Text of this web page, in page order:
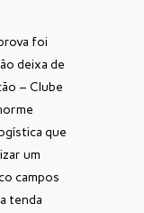
foi
deixa de
– Clube
que
um
campos
tenda